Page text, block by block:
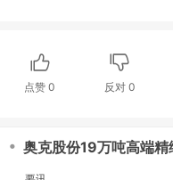
点赞0 反对 0
・ 奥克股份19万吨高端